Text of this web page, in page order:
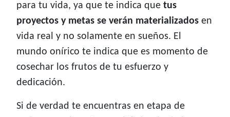
para tu vida, ya que te indica que tus
proyectos y metas se verán materializados en
vida real y no solamente en sueños. El
mundo onírico te indica que es momento de
cosechar los frutos de tu esfuerzo y
dedicación.
Si de verdad te encuentras en etapa de